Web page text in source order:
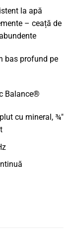
la apă
– ceață de
bas profund pe
Balance®
cu mineral, ¾"